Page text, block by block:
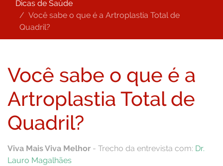
Dicas de Saúde
Você sabe o que é a Artroplastia Total de
Quadril?
Você sabe o que é a
Artroplastia Total de
Quadril?
Viva Mais Viva Melhor - Trecho da entrevista com: Dr.
Lauro Magalhães